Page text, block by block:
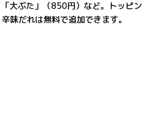
大ぶた」（850円）など。トッピン
味だれは無料で追加できます。